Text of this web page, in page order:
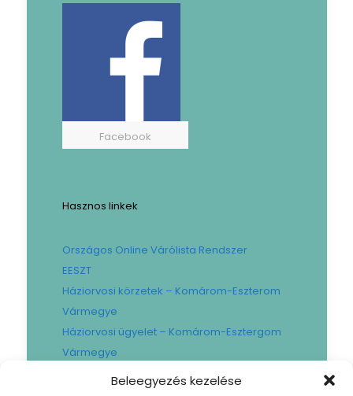
Beleegyezés kezelése
Facebook
Hasznos linkek
Országos Online Várólista Rendszer
EESZT
Háziorvosi körzetek – Komárom-Eszterom
Vármegye
Háziorvosi ügyelet – Komárom-Esztergom
Vármegye
Gyógyszertári ügyelet – Komárom-